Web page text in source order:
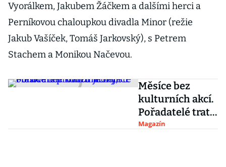
Vyorálkem, Jakubem Žáčkem a dalšími herci a
Perníkovou chaloupkou divadla Minor (režie
Jakub Vašíček, Tomáš Jarkovský), s Petrem
Stachem a Monikou Načevou.
Měsíce bez
kulturních akcí.
Pořadatelé tratí
miliony,
Magazín